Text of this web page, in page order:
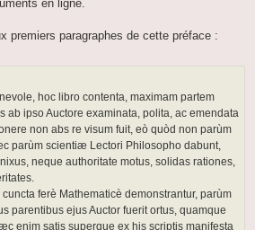
en ligne.
premiers paragraphes de cette préface :
hoc libro contenta, maximam partem
ab ipso Auctore examinata, polita, ac emendata
non abs re visum fuit, eò quòd non parùm
parùm scientiæ Lectori Philosopho dabunt,
neque authoritate motus, solidas rationes,
ferè Mathematicè demonstrantur, parùm
parentibus ejus Auctor fuerit ortus, quamque
enim satis superque ex his scriptis manifesta